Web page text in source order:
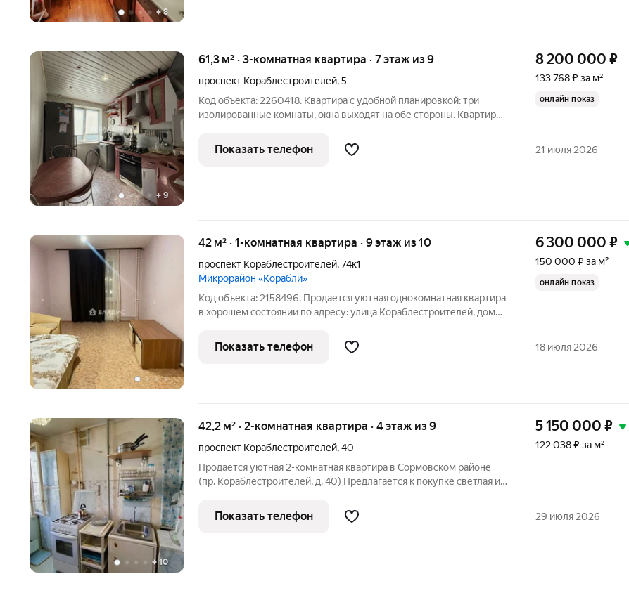
+8
+ 9
61,3 м² · 3-комнатная квартира · 7 этаж из 9
проспект Кораблестроителей,5
Код объекта: 2260418. Квартира с удобной планировкой: три
изолированные комнаты, окна выходят на обе стороны. Квартира
постепенно обновить интерьер под себя. Центральное отопление.
Во дворе
8 200 000 ₽
133 768 ₽ за м²
онлайн показ
Показать телефон 21 июля 2026
42 м² · 1-комнатная квартира · 9 этаж из 10
проспект Кораблестроителей,74к1
Микрорайон «Корабли»
Код объекта: 2158496. Продается уютная однокомнатная квартира
в хорошем состоянии по адресу: улица Кораблестроителей, дом
площадь: 18 кв.м Кухня: 9,7 кв.м Балкон: 2,9 кв.м Раздельные
санузлы
6 300 000 ₽
150 000 ₽ за м²
онлайн показ
Показать телефон 18 июля 2026
+10
42,2 м² · 2-комнатная квартира · 4 этаж из 9
проспект Кораблестроителей,40
Продается уютная 2-комнатная квартира в Сормовском районе
(пр. Кораблестроителей, д. 40) Предлагается к покупке светлая и
этаже девятиэтажного панельного дома. О квартире: Этаж: 4 из 9
золотая
5 150 000 ₽
122 038 ₽ за м²
Показать телефон 29 июля 2026